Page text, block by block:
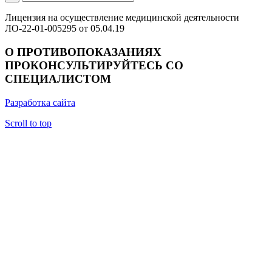
Лицензия на осуществление медицинской деятельности
ЛО-22-01-005295 от 05.04.19
О ПРОТИВОПОКАЗАНИЯХ
ПРОКОНСУЛЬТИРУЙТЕСЬ СО
СПЕЦИАЛИСТОМ
Разработка сайта
Scroll to top